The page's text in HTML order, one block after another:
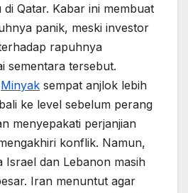
Qatar. Kabar ini membuat
panik, meski investor
rapuhnya
sementara tersebut.
Minyak sempat anjlok lebih
ke level sebelum perang
menyepakati perjanjian
konflik. Namun,
Israel dan Lebanon masih
Iran menuntut agar